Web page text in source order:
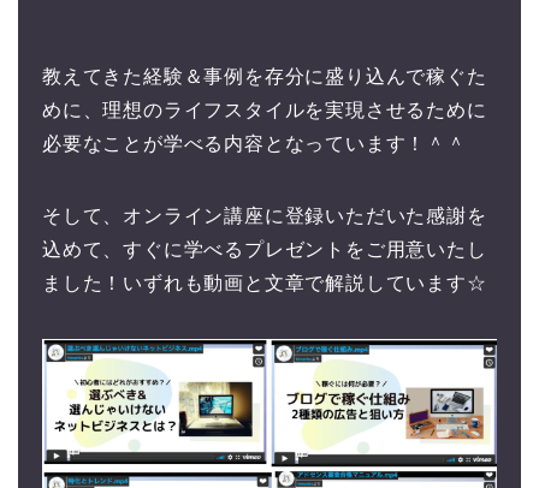
教えてきた経験＆事例を存分に盛り込んで稼ぐた
めに、理想のライフスタイルを実現させるために
必要なことが学べる内容となっています！＾＾
そして、オンライン講座に登録いただいた感謝を
込めて、すぐに学べるプレゼントをご用意いたし
ました！いずれも動画と文章で解説しています☆